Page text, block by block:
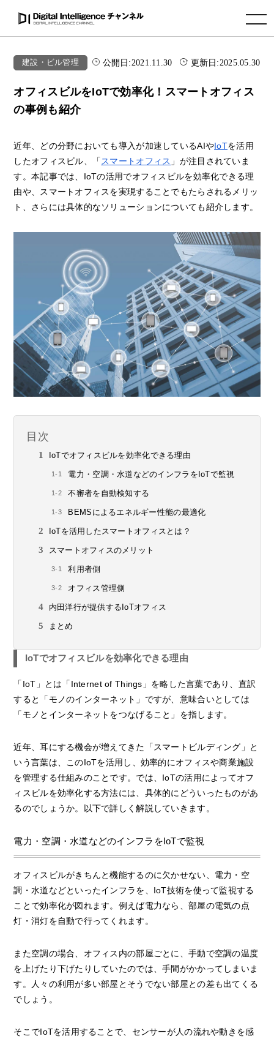
toggle navigation
建設・ビル管理 公開日:2021.11.30 更新日:2025.05.30
オフィスビルをIoTで効率化！スマートオフィス
の事例も紹介
近年、どの分野においても導入が加速しているAIやIoTを活用
したオフィスビル、「スマートオフィス 」が注目されていま
す。本記事では、IoTの活用でオフィスビルを効率化できる理
由や、スマートオフィスを実現することでもたらされるメリッ
ト、さらには具体的なソリューションについても紹介します。
目次
IoTでオフィスビルを効率化できる理由
電力・空調・水道などのインフラをIoTで監視
不審者を自動検知する
BEMSによるエネルギー性能の最適化
IoTを活用したスマートオフィスとは？
スマートオフィスのメリット
利用者側
オフィス管理側
内田洋行が提供するIoTオフィス
まとめ
IoTでオフィスビルを効率化できる理由
「IoT」とは「Internet of Things」を略した言葉であり、直訳
すると「モノのインターネット」ですが、意味合いとしては
「モノとインターネットをつなげること」を指します。
近年、耳にする機会が増えてきた「スマートビルディング」と
いう言葉は、このIoTを活用し、効率的にオフィスや商業施設
を管理する仕組みのことです。では、IoTの活用によってオフ
ィスビルを効率化する方法には、具体的にどういったものがあ
るのでしょうか。以下で詳しく解説していきます。
電力・空調・水道などのインフラをIoTで監視
オフィスビルがきちんと機能するのに欠かせない、電力・空
調・水道などといったインフラを、IoT技術を使って監視する
ことで効率化が図れます。例えば電力なら、部屋の電気の点
灯・消灯を自動で行ってくれます。
また空調の場合、オフィス内の部屋ごとに、手動で空調の温度
を上げたり下げたりしていたのでは、手間がかかってしまいま
す。人々の利用が多い部屋とそうでない部屋との差も出てくる
でしょう。
そこでIoTを活用することで、センサーが人の流れや動きを感